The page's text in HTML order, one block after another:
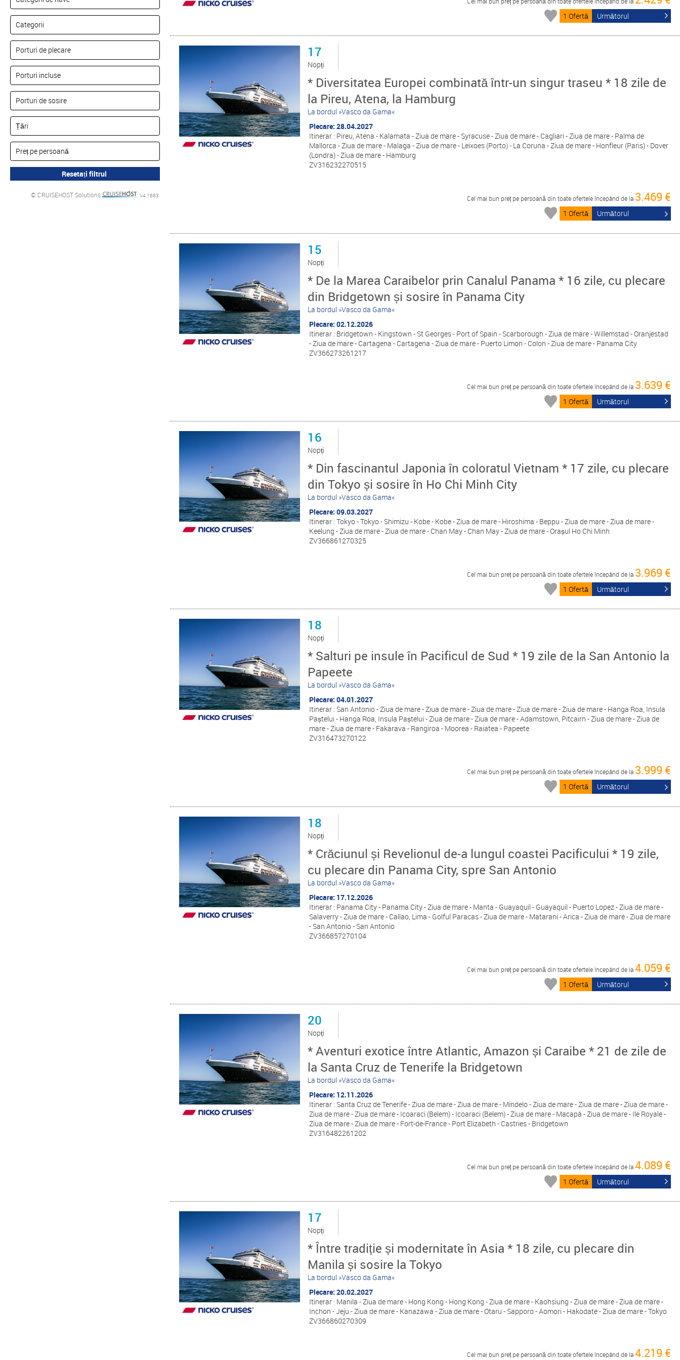
© CRUISEHOST Solutions V4.1663
1 Ofertă Următorul
17
Nopți
* Diversitatea Europei combinată într-un singur traseu * 18 zile de
la Pireu, Atena, la Hamburg
La bordul »Vasco da Gama«
Plecare: 28.04.2027
Itinerar : Pireu, Atena - Kalamata - Ziua de mare - Syracuse - Ziua de mare - Cagliari - Ziua de mare - Palma de
Mallorca - Ziua de mare - Malaga - Ziua de mare - Leixoes (Porto) - La Coruna - Ziua de mare - Honfleur (Paris) - Dover
(Londra) - Ziua de mare - Hamburg
ZV316232270515
Cel mai bun preț pe persoană din toate ofertele începând de la 3.469 €
1 Ofertă Următorul
15
Nopți
* De la Marea Caraibelor prin Canalul Panama * 16 zile, cu plecare
din Bridgetown și sosire în Panama City
La bordul »Vasco da Gama«
Plecare: 02.12.2026
Itinerar : Bridgetown - Kingstown - St Georges - Port of Spain - Scarborough - Ziua de mare - Willemstad - Oranjestad
- Ziua de mare - Cartagena - Cartagena - Ziua de mare - Puerto Limon - Colon - Ziua de mare - Panama City
ZV366273261217
Cel mai bun preț pe persoană din toate ofertele începând de la 3.639 €
1 Ofertă Următorul
16
Nopți
* Din fascinantul Japonia în coloratul Vietnam * 17 zile, cu plecare
din Tokyo și sosire în Ho Chi Minh City
La bordul »Vasco da Gama«
Plecare: 09.03.2027
Itinerar : Tokyo - Tokyo - Shimizu - Kobe - Kobe - Ziua de mare - Hiroshima - Beppu - Ziua de mare - Ziua de mare -
Keelung - Ziua de mare - Ziua de mare - Chan May - Chan May - Ziua de mare - Orașul Ho Chi Minh
ZV366861270325
Cel mai bun preț pe persoană din toate ofertele începând de la 3.969 €
1 Ofertă Următorul
18
Nopți
* Salturi pe insule în Pacificul de Sud * 19 zile de la San Antonio la
Papeete
La bordul »Vasco da Gama«
Plecare: 04.01.2027
Itinerar : San Antonio - Ziua de mare - Ziua de mare - Ziua de mare - Ziua de mare - Ziua de mare - Hanga Roa, Insula
Paștelui - Hanga Roa, Insula Paștelui - Ziua de mare - Ziua de mare - Adamstown, Pitcairn - Ziua de mare - Ziua de
mare - Ziua de mare - Fakarava - Rangiroa - Moorea - Raiatea - Papeete
ZV316473270122
Cel mai bun preț pe persoană din toate ofertele începând de la 3.999 €
1 Ofertă Următorul
18
Nopți
* Crăciunul și Revelionul de-a lungul coastei Pacificului * 19 zile,
cu plecare din Panama City, spre San Antonio
La bordul »Vasco da Gama«
Plecare: 17.12.2026
Itinerar : Panama City - Panama City - Ziua de mare - Manta - Guayaquil - Guayaquil - Puerto Lopez - Ziua de mare -
Salaverry - Ziua de mare - Callao, Lima - Golful Paracas - Ziua de mare - Matarani - Arica - Ziua de mare - Ziua de mare
- San Antonio - San Antonio
ZV366857270104
Cel mai bun preț pe persoană din toate ofertele începând de la4.059 €
1 Ofertă Următorul
20
Nopți
* Aventuri exotice între Atlantic, Amazon și Caraibe * 21 de zile de
la Santa Cruz de Tenerife la Bridgetown
La bordul »Vasco da Gama«
Plecare: 12.11.2026
Itinerar : Santa Cruz de Tenerife - Ziua de mare - Ziua de mare - Mindelo - Ziua de mare - Ziua de mare - Ziua de mare -
Ziua de mare - Ziua de mare - Icoaraci (Belem) - Icoaraci (Belem) - Ziua de mare - Macapà - Ziua de mare - Ile Royale -
Ziua de mare - Ziua de mare - Fort-de-France - Port Elizabeth - Castries - Bridgetown
ZV316482261202
Cel mai bun preț pe persoană din toate ofertele începând de la4.089 €
1 Ofertă Următorul
17
Nopți
* Între tradiție și modernitate în Asia * 18 zile, cu plecare din
Manila și sosire la Tokyo
La bordul »Vasco da Gama«
Plecare: 20.02.2027
Itinerar : Manila - Ziua de mare - Hong Kong - Hong Kong - Ziua de mare - Kaohsiung - Ziua de mare - Ziua de mare -
Inchon - Jeju - Ziua de mare - Kanazawa - Ziua de mare - Otaru - Sapporo - Aomori - Hakodate - Ziua de mare - Tokyo
ZV366860270309
Cel mai bun preț pe persoană din toate ofertele începând de la4.219 €